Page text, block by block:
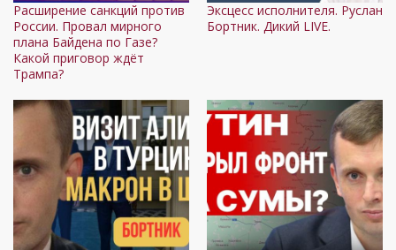
Расширение санкций против
России. Провал мирного
плана Байдена по Газе?
Какой приговор ждёт
Трампа?
Эксцесс исполнителя. Руслан
Бортник. Дикий LIVE.